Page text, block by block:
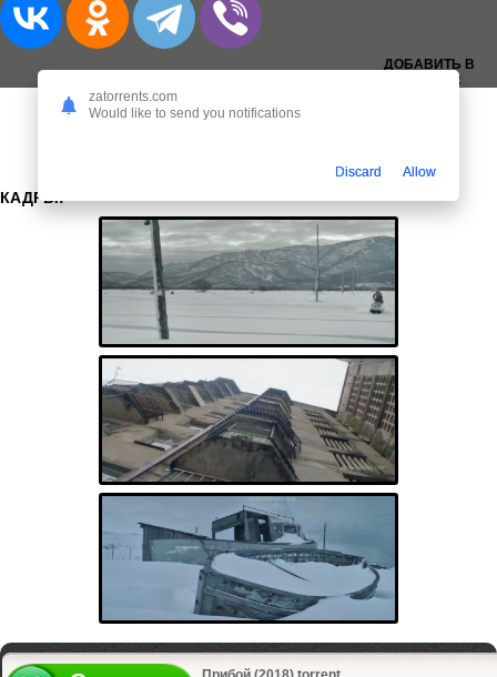
ДОБАВИТЬ В
ЗАКЛАДКИ:
КАДРЫ:
zatorrents.com
Would like to send you notifications
Discard Allow